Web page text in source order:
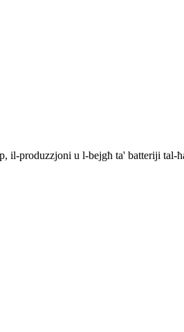
produzzjoni u l-bejgħ ta' batteriji tal-